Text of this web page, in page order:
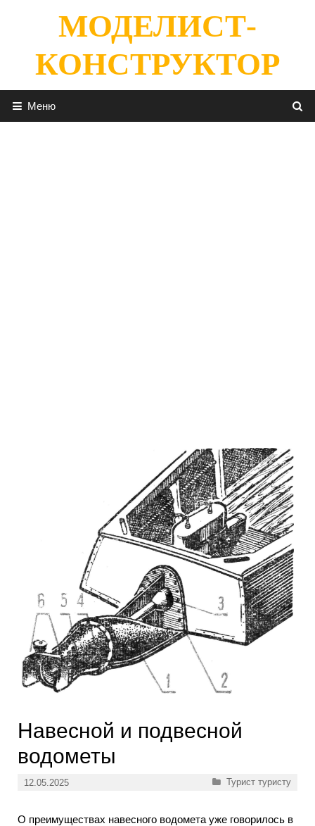
содержимомуМОДЕЛИСТ-
КОНСТРУКТОР
Меню
Навесной и подвесной
водометы
12.05.2025 Рубрики
Турист туристу
О преимуществах навесного водомета уже говорилось в